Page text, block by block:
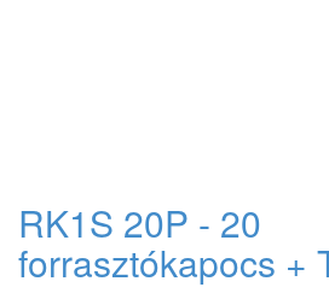
RK1S 20P - 20
forrasztókapocs +